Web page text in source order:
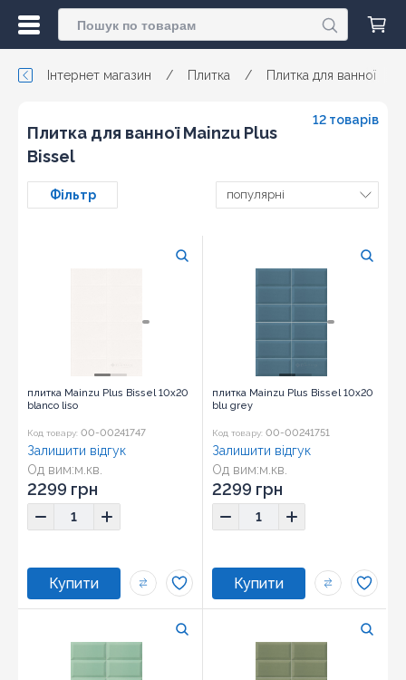
Інтернет магазин / Плитка / Плитка для ванної
Плитка для ванної Mainzu Plus
Bissel
12 товарів
Фільтр популярні
плитка Mainzu Plus Bissel 10x20
blanco liso
Код товару: 00-00241747
Од вим:м.кв.
Розмір: 10x20
Залишити відгук
2299 грн
плитка Mainzu Plus Bissel 10x20
blu grey
Код товару: 00-00241751
Од вим:м.кв.
Розмір: 10x20
Залишити відгук
2299 грн